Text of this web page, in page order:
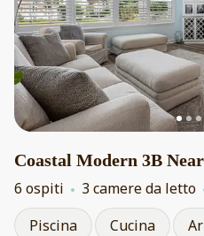
Coastal Modern 3B
6 ospiti
3 camere da letto
Piscina
Cucina